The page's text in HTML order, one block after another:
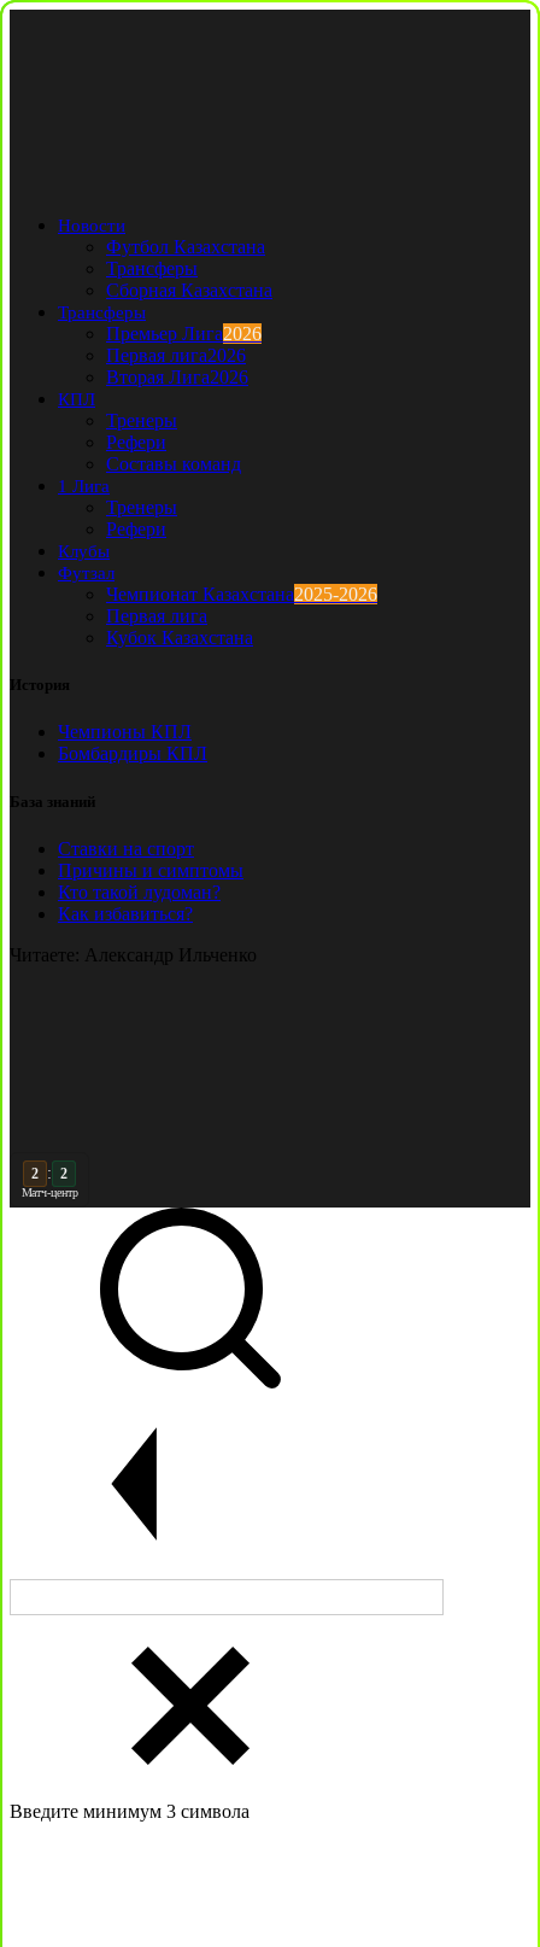
Новости
Футбол Казахстана
Трансферы
Сборная Казахстана
Трансферы
Премьер Лига2026
Первая лига2026
Вторая Лига2026
КПЛ
Тренеры
Рефери
Составы команд
1 Лига
Тренеры
Рефери
Клубы
Футзал
Чемпионат Казахстана2025-2026
Первая лига
Кубок Казахстана
История
Чемпионы КПЛ
Бомбардиры КПЛ
База знаний
Ставки на спорт
Причины и симптомы
Кто такой лудоман?
Как избавиться?
Читаете: Александр Ильченко
3 : 2
Матч-центр
Введите минимум 3 символа